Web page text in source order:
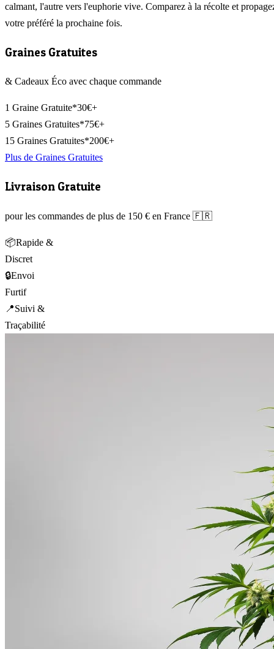
calmant, l'autre vers l'euphorie vive. Comparez à la récolte et
votre préféré la prochaine fois.
Graines Gratuites
& Cadeaux Éco avec chaque commande
1 Graine Gratuite*30€+
5 Graines Gratuites*75€+
15 Graines Gratuites*200€+
Plus de Graines Gratuites
Livraison Gratuite
pour les commandes de plus de 150 € en France 🇫🇷
📦Rapide &
Discret
🔒Envoi
Furtif
📍Suivi &
Traçabilité